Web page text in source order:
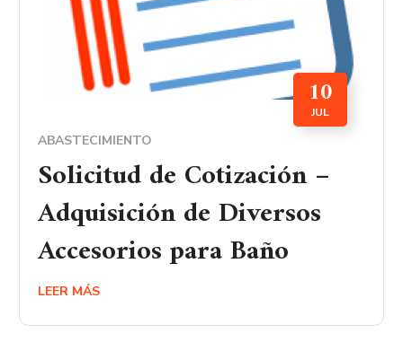
10
JUL
ABASTECIMIENTO
Solicitud de Cotización –
Adquisición de Diversos
Accesorios para Baño
LEER MÁS